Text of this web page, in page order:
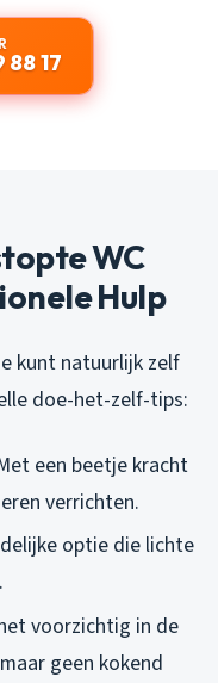
88 17
WC
Hulp
kunt natuurlijk zelf
doe-het-zelf-tips:
een beetje kracht
verrichten.
optie die lichte
voorzichtig in de
geen kokend